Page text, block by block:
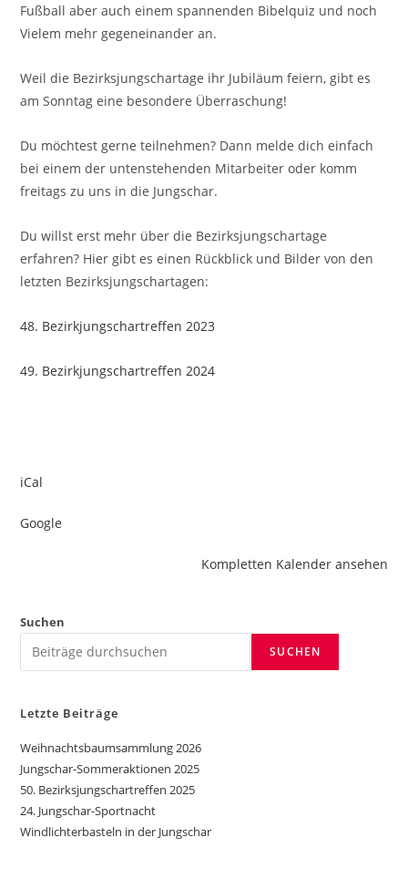
Fußball aber auch einem spannenden Bibelquiz und noch
Vielem mehr gegeneinander an.
Weil die Bezirksjungschartage ihr Jubiläum feiern, gibt es
am Sonntag eine besondere Überraschung!
Du möchtest gerne teilnehmen? Dann melde dich einfach
bei einem der untenstehenden Mitarbeiter oder komm
freitags zu uns in die Jungschar.
Du willst erst mehr über die Bezirksjungschartage
erfahren? Hier gibt es einen Rückblick und Bilder von den
letzten Bezirksjungschartagen:
48. Bezirkjungschartreffen 2023
49. Bezirkjungschartreffen 2024
iCal
Google
Kompletten Kalender ansehen
Suchen
SUCHEN
Letzte Beiträge
Weihnachtsbaumsammlung 2026
Jungschar-Sommeraktionen 2025
50. Bezirksjungschartreffen 2025
24. Jungschar-Sportnacht
Windlichterbasteln in der Jungschar